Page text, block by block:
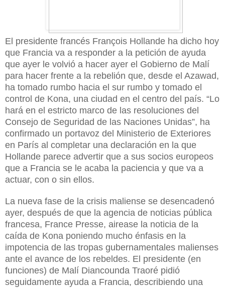
El presidente francés François Hollande ha dicho hoy
que Francia va a responder a la petición de ayuda
que ayer le volvió a hacer ayer el Gobierno de Malí
para hacer frente a la rebelión que, desde el Azawad,
ha tomado rumbo hacia el sur rumbo y tomado el
control de Kona, una ciudad en el centro del país. “Lo
hará en el estricto marco de las resoluciones del
Consejo de Seguridad de las Naciones Unidas”, ha
confirmado un portavoz del Ministerio de Exteriores
en París al completar una declaración en la que
Hollande parece advertir que a sus socios europeos
que a Francia se le acaba la paciencia y que va a
actuar, con o sin ellos.
La nueva fase de la crisis maliense se desencadenó
ayer, después de que la agencia de noticias pública
francesa, France Presse, airease la noticia de la
caída de Kona poniendo mucho énfasis en la
impotencia de las tropas gubernamentales malienses
ante el avance de los rebeldes. El presidente (en
funciones) de Malí Diancounda Traoré pidió
seguidamente ayuda a Francia, describiendo una